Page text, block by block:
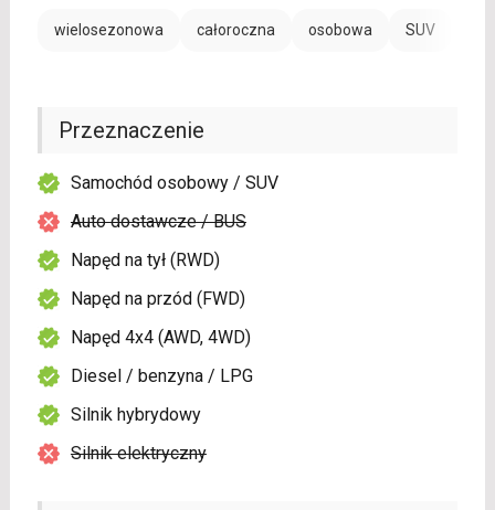
wielosezonowa całoroczna osobowa SUV
Przeznaczenie
Samochód osobowy / SUV
Auto dostawcze / BUS
Napęd na tył (RWD)
Napęd na przód (FWD)
Napęd 4x4 (AWD, 4WD)
Diesel / benzyna / LPG
Silnik hybrydowy
Silnik elektryczny